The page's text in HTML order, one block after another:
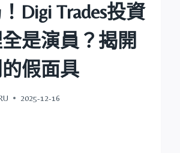
Digi Trades投資
是演員？揭開
假面具
2025-12-16